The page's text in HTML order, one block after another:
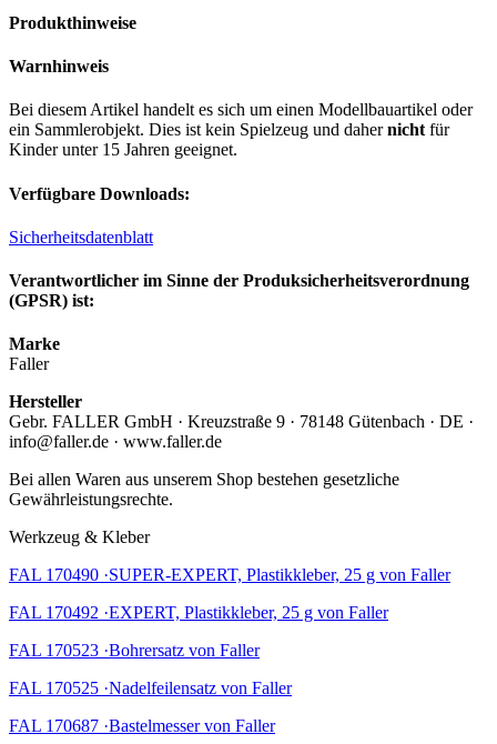
Produkthinweise
Warnhinweis
Bei diesem Artikel handelt es sich um einen Modellbauartikel oder
ein Sammlerobjekt. Dies ist kein Spielzeug und dahernicht für
Kinder unter 15 Jahren geeignet.
Verfügbare Downloads:
Sicherheitsdatenblatt
Verantwortlicher im Sinne der Produksicherheitsverordnung
(GPSR) ist:
Marke
Faller
Hersteller
Gebr. FALLER GmbH · Kreuzstraße 9 · 78148 Gütenbach · DE ·
info@faller.de · www.faller.de
Bei allen Waren aus unserem Shop bestehen gesetzliche
Gewährleistungsrechte.
Werkzeug & Kleber
FAL 170490 ·SUPER-EXPERT, Plastikkleber, 25 g von Faller
FAL 170492 ·EXPERT, Plastikkleber, 25 g von Faller
FAL 170523 ·Bohrersatz von Faller
FAL 170525 ·Nadelfeilensatz von Faller
FAL 170687 ·Bastelmesser von Faller